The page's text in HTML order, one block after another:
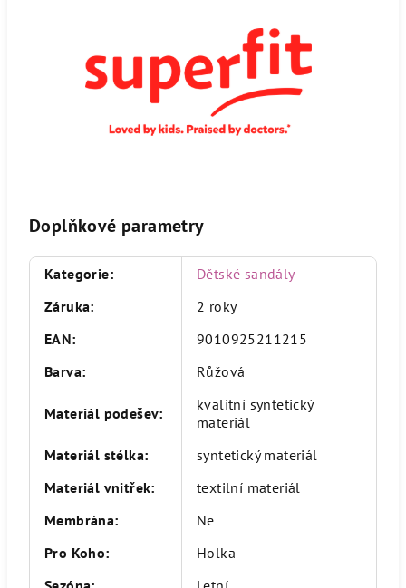
Doplňkové parametry
Kategorie:
Dětské sandály
Záruka:
2 roky
EAN:
9010925211215
Barva: Růžová
Materiál podešev:
kvalitní syntetický
materiál
Materiál stélka:
syntetický materiál
Materiál vnitřek:
textilní materiál
Membrána:
Ne
Pro Koho:
Holka